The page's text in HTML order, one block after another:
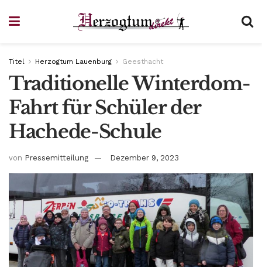
Titel Herzogtum Lauenburg Geesthacht
Traditionelle Winterdom-
Fahrt für Schüler der
Hachede-Schule
von Pressemitteilung Dezember 9, 2023